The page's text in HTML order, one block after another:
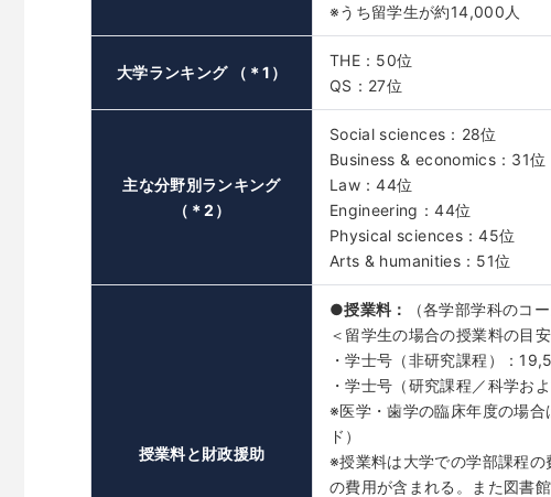
※うち留学生が約14,000人
大学ランキング （＊1）
THE：50位
QS：27位
主な分野別ランキング
（＊2）
Social sciences：28位
Business & economics：31位
Law：44位
Engineering：44位
Physical sciences：45位
Arts & humanities：51位
授業料と財政援助
●授業料：
（各学部学科のコ
＜留学生の場合の授業料の目
・学士号（非研究課程）：
・学士号（研究課程／科学お
※医学・歯学の臨床年度の場
ド）
※授業料は大学での学部課程
の費用が含まれる。また図書